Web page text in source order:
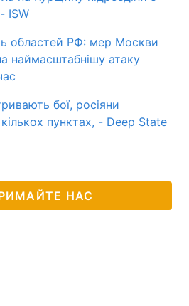
ISW
областей РФ: мер Москви
наймасштабнішу атаку
бої, росіяни
пунктах, - Deep State
НАС